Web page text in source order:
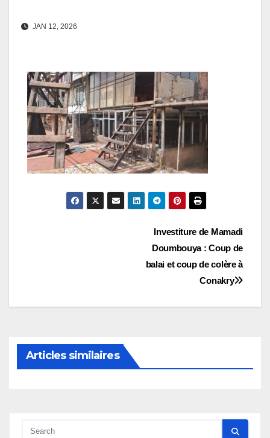
JAN 12, 2026
Investiture de Mamadi
Doumbouya : Coup de
balai et coup de colère à
Conakry
Articles similaires